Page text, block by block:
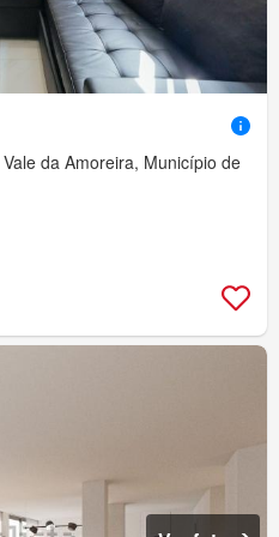
da Amoreira, Município de